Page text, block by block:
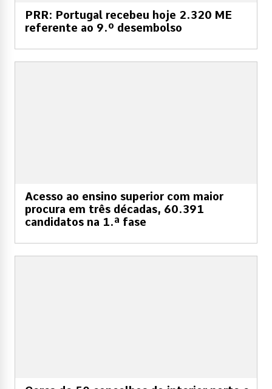
PRR: Portugal recebeu hoje 2.320 ME
referente ao 9.º desembolso
Acesso ao ensino superior com maior
procura em três décadas, 60.391
candidatos na 1.ª fase